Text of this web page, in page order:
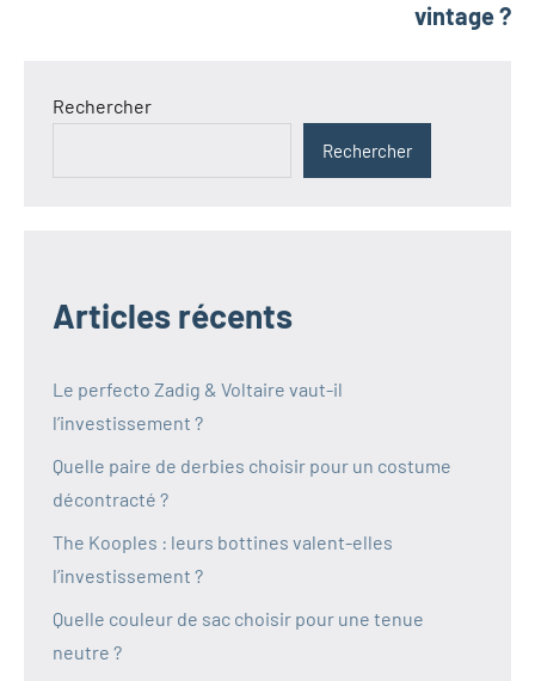
vintage ?
Rechercher
Rechercher
Articles récents
Le perfecto Zadig & Voltaire vaut-il
l’investissement ?
Quelle paire de derbies choisir pour un costume
décontracté ?
The Kooples : leurs bottines valent-elles
l’investissement ?
Quelle couleur de sac choisir pour une tenue
neutre ?